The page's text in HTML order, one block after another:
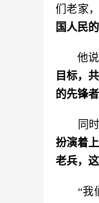
们老家
国人民
他说，
目标，
的先锋者
同时
扮演着
老兵，
“我们